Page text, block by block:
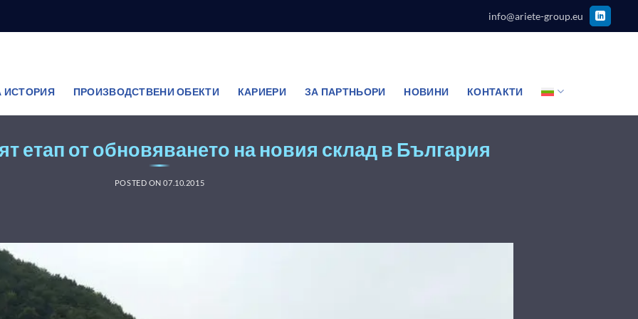
info@ariete-group.eu
ИСТОРИЯ ПРОИЗВОДСТВЕНИ ОБЕКТИ КАРИЕРИ ЗА ПАРТНЬОРИ НОВИНИ КОНТАКТИ
етап от обновяването на новия склад в България
POSTED ON07.10.2015